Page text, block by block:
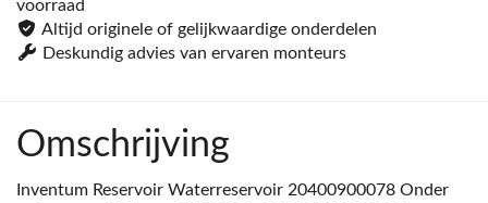
voorraad
Altijd originele of gelijkwaardige onderdelen
Deskundig advies van ervaren monteurs
Omschrijving
Inventum Reservoir Waterreservoir 20400900078 Onder